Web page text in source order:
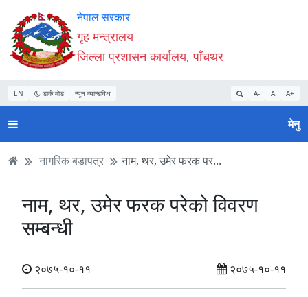
Accessibility
Mode
सुरु
गर्नुहोस्
सामाग्री
पढ्नुहाेस्
नेभिगेसन
पढ्नुहाेस्
वेबसाइट
खोजमा
जानुहोस्
नेपाल सरकार
गृह मन्त्रालय
जिल्ला प्रशासन कार्यालय, पाँचथर
EN डार्क मोड न्यून व्यान्डविथ A- A A+
मेनु
नागरिक बडापत्र नाम, थर, उमेर फरक पर...
नाम, थर, उमेर फरक परेको विवरण
सम्बन्धी
२०७५-१०-११ २०७५-१०-११